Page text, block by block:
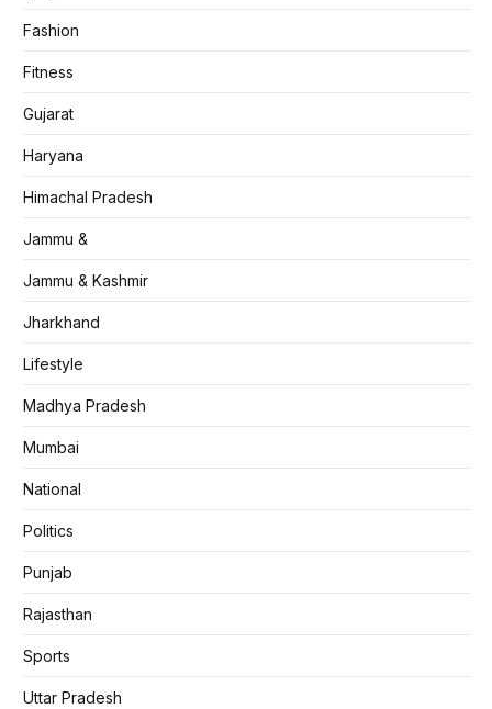
Fashion
Fitness
Gujarat
Haryana
Himachal Pradesh
Jammu &
Jammu & Kashmir
Jharkhand
Lifestyle
Madhya Pradesh
Mumbai
National
Politics
Punjab
Rajasthan
Sports
Uttar Pradesh